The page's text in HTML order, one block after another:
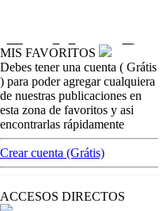
casinos-colombia-noticias
Alcaldia de Tunja
para reubicación de
juegos de suerte y
MVE ADS
Advertisement
MIS FAVORITOS
Debes tener una cuenta ( Grátis
) para poder agregar cualquiera
de nuestras publicaciones en
esta zona de favoritos y asi
encontrarlas rápidamente
Crear cuenta (Grátis)
ACCESOS DIRECTOS